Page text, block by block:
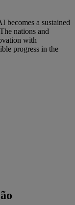
becomes a sustained
nations and
with
progress in the